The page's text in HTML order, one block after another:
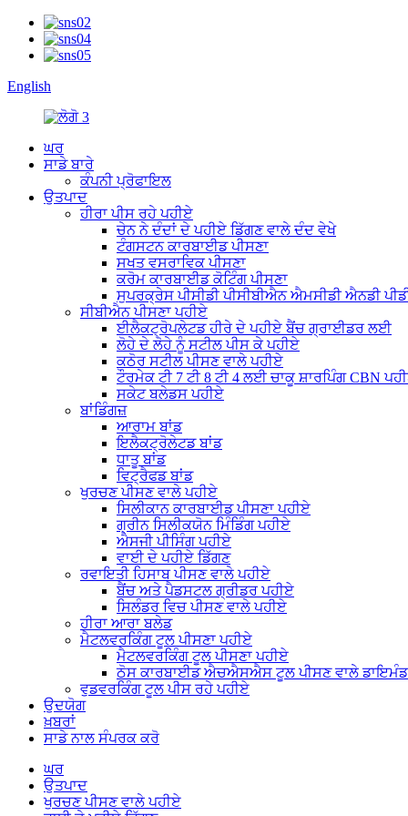
English
ਘਰ
ਸਾਡੇ ਬਾਰੇ
ਕੰਪਨੀ ਪ੍ਰੋਫਾਇਲ
ਉਤਪਾਦ
ਹੀਰਾ ਪੀਸ ਰਹੇ ਪਹੀਏ
ਚੇਨ ਨੇ ਦੰਦਾਂ ਦੇ ਪਹੀਏ ਡਿੱਗਣ ਵਾਲੇ ਦੰਦ ਵੇਖੇ
ਟੰਗਸਟਨ ਕਾਰਬਾਈਡ ਪੀਸਣਾ
ਸਖਤ ਵਸਰਾਵਿਕ ਪੀਸਣਾ
ਕਰੋਮ ਕਾਰਬਾਈਡ ਕੋਟਿੰਗ ਪੀਸਣਾ
ਸੁਪਰਕ੍ਰੇਸ ਪੀਸੀਡੀ ਪੀਸੀਬੀਐਨ ਐਮਸੀਡੀ ਐਨਡੀ
ਸੀਬੀਐਨ ਪੀਸਣਾ ਪਹੀਏ
ਈਲੈਕਟ੍ਰੋਪਲੇਟਡ ਹੀਰੇ ਦੇ ਪਹੀਏ ਬੈਂਚ ਗ੍ਰਾਈਡਰ ਲਈ
ਲੋਹੇ ਦੇ ਲੋਹੇ ਨੂੰ ਸਟੀਲ ਪੀਸ ਕੇ ਪਹੀਏ
ਕਠੋਰ ਸਟੀਲ ਪੀਸਣ ਵਾਲੇ ਪਹੀਏ
ਟੌਰਮੇਕ ਟੀ 7 ਟੀ 8 ਟੀ 4 ਲਈ ਚਾਕੂ ਸ਼ਾਰਪਿੰਗ CBN
ਸਕੇਟ ਬਲੇਡਸ ਪਹੀਏ
ਬਾਂਡਿੰਗਜ਼
ਆਰਾਮ ਬਾਂਡ
ਇਲੈਕਟ੍ਰੋਲੇਟਡ ਬਾਂਡ
ਧਾਤੂ ਬਾਂਡ
ਵਿਟ੍ਰੈਫਡ ਬਾਂਡ
ਖੁਰਚਣ ਪੀਸਣ ਵਾਲੇ ਪਹੀਏ
ਸਿਲੀਕਾਨ ਕਾਰਬਾਈਡ ਪੀਸਣਾ ਪਹੀਏ
ਗ੍ਰੀਨ ਸਿਲੀਕਯੋਨ ਮਿੰਡਿੰਗ ਪਹੀਏ
ਐਸਜੀ ਪੀਸਿੰਗ ਪਹੀਏ
ਵਾਈ ਦੇ ਪਹੀਏ ਡਿੱਗਣ
ਰਵਾਇਤੀ ਹਿਸਾਬ ਪੀਸਣ ਵਾਲੇ ਪਹੀਏ
ਬੈਂਚ ਅਤੇ ਪੈਡਸਟਲ ਗ੍ਰੀਡਰ ਪਹੀਏ
ਸਿਲੰਡਰ ਵਿਚ ਪੀਸਣ ਵਾਲੇ ਪਹੀਏ
ਹੀਰਾ ਆਰਾ ਬਲੇਡ
ਮੈਟਲਵਰਕਿੰਗ ਟੂਲ ਪੀਸਣਾ ਪਹੀਏ
ਮੈਟਲਵਰਕਿੰਗ ਟੂਲ ਪੀਸਣਾ ਪਹੀਏ
ਠੋਸ ਕਾਰਬਾਈਡ ਐਚਐਸਐਸ ਟੂਲ ਪੀਸਣ ਵਾਲੇ ਡਾਇਮੰਡ
ਵੁਡਵਰਕਿੰਗ ਟੂਲ ਪੀਸ ਰਹੇ ਪਹੀਏ
ਉਦਯੋਗ
ਖ਼ਬਰਾਂ
ਸਾਡੇ ਨਾਲ ਸੰਪਰਕ ਕਰੋ
ਘਰ
ਉਤਪਾਦ
ਖੁਰਚਣ ਪੀਸਣ ਵਾਲੇ ਪਹੀਏ